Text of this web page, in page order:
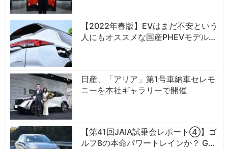
【2022年春版】EVはまだ不安という
人にもオススメな国産PHEVモデル…
日産、「アリア」第1号車納車セレモ
ニーを本社ギャラリーで開催
【第41回JAIA試乗会レポート④】ゴ
ルフ8の本命パワートレインか？ G…